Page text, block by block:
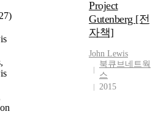
Project
Gutenberg [전
자책]
John Lewis
북큐브네트웍
스
2015